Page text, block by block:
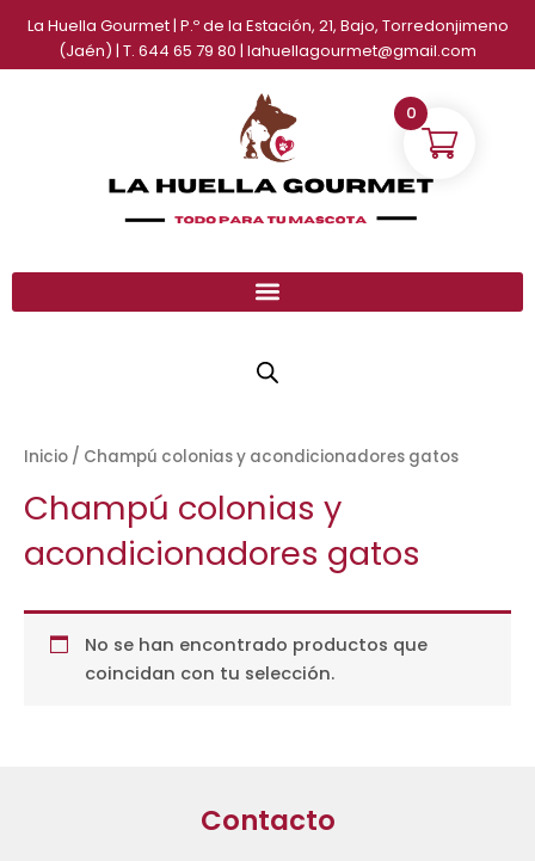
contenido
La Huella Gourmet | P.º de la Estación, 21, Bajo, Torredonjimeno
(Jaén) | T. 644 65 79 80 | lahuellagourmet@gmail.com
Inicio / Champú colonias y acondicionadores gatos
Champú colonias y
acondicionadores gatos
No se han encontrado productos que
coincidan con tu selección.
Contacto
0